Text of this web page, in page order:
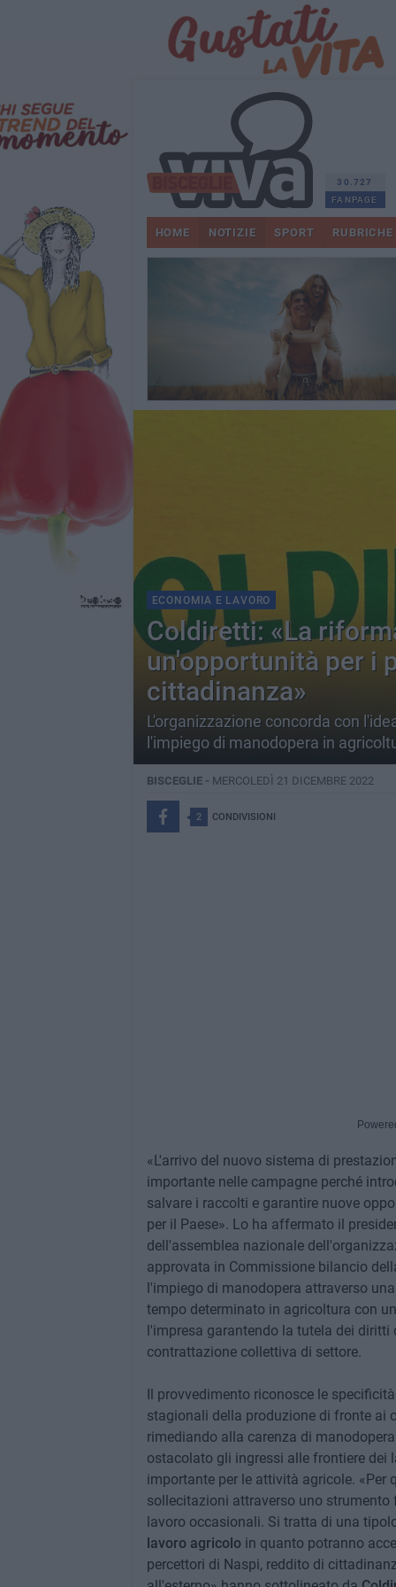
30.727
FANPAGE
HOME NOTIZIE SPORT RUBRICHE
ECONOMIA E LAVORO
Coldiretti: «La
un'opportunità per i
cittadinanza»
L'organizzazione concorda con
l'impiego di manodopera in
BISCEGLIE - MERCOLEDÌ 21 DICEMBRE 2022
2 CONDIVISIONI
«L'arrivo del nuovo sistema di
importante nelle campagne perché
salvare i raccolti e garantire nuove
per il Paese». Lo ha affermato il
dell'assemblea nazionale
approvata in Commissione bilancio
l'impiego di manodopera attraverso
tempo determinato in agricoltura con
l'impresa garantendo la tutela dei
contrattazione collettiva di settore.
Il provvedimento riconosce le
stagionali della produzione di fronte ai
rimediando alla carenza di
ostacolato gli ingressi alle frontiere dei
importante per le attività agricole. «Per
sollecitazioni attraverso uno strumento
lavoro occasionali. Si tratta di una
lavoro agricoloin quanto potranno
percettori di Naspi, reddito di